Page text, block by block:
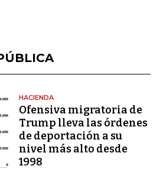
HACIENDA
Ofensiva migratoria de
Trump lleva las órdenes
de deportación a su
nivel más alto desde
1998